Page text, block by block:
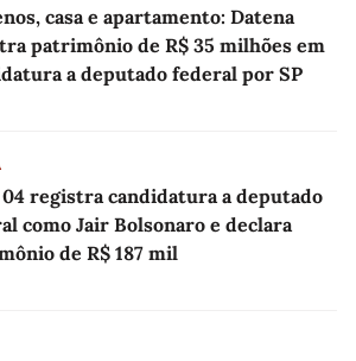
casa e apartamento: Datena
patrimônio de R$ 35 milhões em
a deputado federal por SP
registra candidatura a deputado
como Jair Bolsonaro e declara
de R$ 187 mil